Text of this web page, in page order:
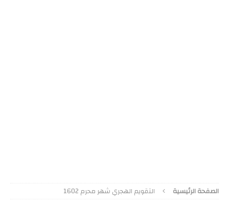
الصفحة الرئيسية التقويم الهجري شهر محرم 1602